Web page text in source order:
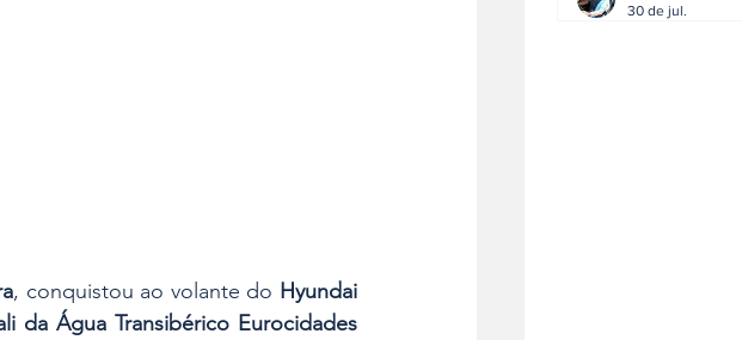
, conquistou ao volante do Hyundai
da Água Transibérico Eurocidades
30 de jul.